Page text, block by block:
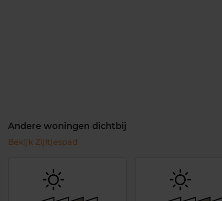
Andere woningen dichtbij
Bekijk Zijltjespad